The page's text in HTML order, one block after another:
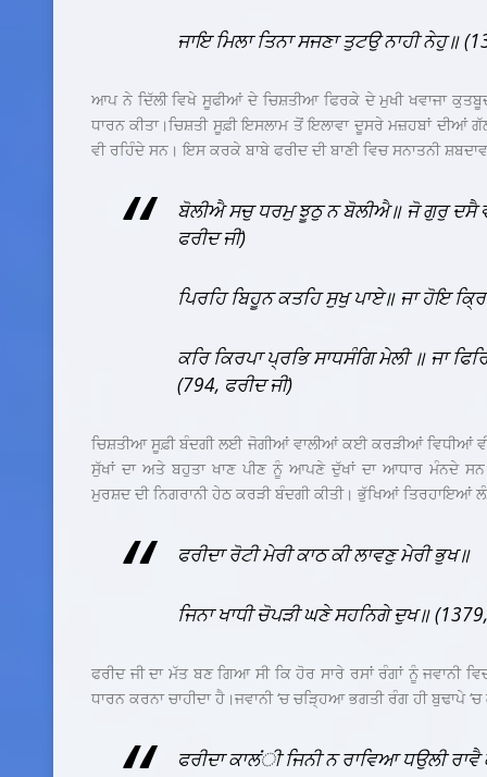
ਜਾਇ ਮਿਲਾ ਤਿਨਾ ਸਜਣਾ ਤੁਟਉ ਨਾਹੀ ਨੇਹੁ॥
ਆਪ ਨੇ ਦਿੱਲੀ ਵਿਖੇ ਸੂਫੀਆਂ ਦੇ ਚਿਸ਼ਤੀਆ ਫਿਰਕੇ ਦੇ ਮੁਖੀ ਖਵਾਜਾ
ਧਾਰਨ ਕੀਤਾ।ਚਿਸ਼ਤੀ ਸੂਫ਼ੀ ਇਸਲਾਮ ਤੋਂ ਇਲਾਵਾ ਦੂਸਰੇ ਮਜ਼ਹਬਾਂ ਦੀਆਂ
ਵੀ ਰਹਿੰਦੇ ਸਨ। ਇਸ ਕਰਕੇ ਬਾਬੇ ਫਰੀਦ ਦੀ ਬਾਣੀ ਵਿਚ ਸਨਾਤਨੀ
ਬੋਲੀਐ ਸਚੁ ਧਰਮੁ ਝੂਠੁ ਨ ਬੋਲੀਐ॥ ਜੋ ਗੁਰੁ ਦਸੈ
ਫਰੀਦ ਜੀ)
ਪਿਰਹਿ ਬਿਹੂਨ ਕਤਹਿ ਸੁਖੁ ਪਾਏ॥ ਜਾ ਹੋਇ
ਕਰਿ ਕਿਰਪਾ ਪ੍ਰਭਿ ਸਾਧਸੰਗਿ ਮੇਲੀ ॥ ਜਾ
(794, ਫਰੀਦ ਜੀ)
ਚਿਸ਼ਤੀਆ ਸੂਫ਼ੀ ਬੰਦਗੀ ਲਈ ਜੋਗੀਆਂ ਵਾਲੀਆਂ ਕਈ ਕਰੜੀਆਂ ਵਿਧੀਆਂ
ਸੁੱਖਾਂ ਦਾ ਅਤੇ ਬਹੁਤਾ ਖਾਣ ਪੀਣ ਨੂੰ ਆਪਣੇ ਦੁੱਖਾਂ ਦਾ ਆਧਾਰ ਮੰਨਦੇ
ਮੁਰਸ਼ਦ ਦੀ ਨਿਗਰਾਨੀ ਹੇਠ ਕਰੜੀ ਬੰਦਗੀ ਕੀਤੀ। ਭੁੱਖਿਆਂ ਤਿਰਹਾਇਆਂ
ਫਰੀਦਾ ਰੋਟੀ ਮੇਰੀ ਕਾਠ ਕੀ ਲਾਵਣੁ ਮੇਰੀ ਭੁਖ॥
ਜਿਨਾ ਖਾਧੀ ਚੋਪੜੀ ਘਣੇ ਸਹਨਿਗੇ ਦੁਖ॥ (1379
ਫਰੀਦ ਜੀ ਦਾ ਮੱਤ ਬਣ ਗਿਆ ਸੀ ਕਿ ਹੋਰ ਸਾਰੇ ਰਸਾਂ ਰੰਗਾਂ ਨੂੰ ਜਵਾਨੀ
ਧਾਰਨ ਕਰਨਾ ਚਾਹੀਦਾ ਹੈ।ਜਵਾਨੀ ‘ਚ ਚੜ੍ਹਿਆ ਭਗਤੀ ਰੰਗ ਹੀ ਬੁਢਾਪੇ
ਫਰੀਦਾ ਕਾਲਂੀ ਜਿਨੀ ਨ ਰਾਵਿਆ ਧਉਲੀ